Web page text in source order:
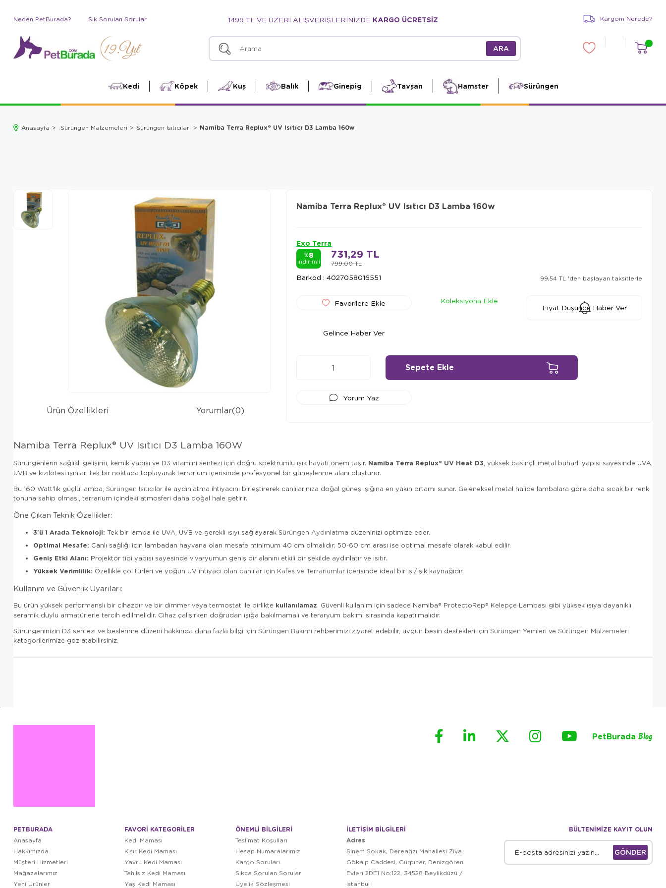
Neden PetBurada? Sık Sorulan Sorular 1499 TL VE ÜZERİ ALIŞVERİŞLERİNİZDE KARGO ÜCRETSİZ Kargom Nerede?
Kedi Köpek Kuş Balık Ginepig Tavşan Hamster Sürüngen
Anasayfa Sürüngen Malzemeleri Sürüngen Isıtıcıları Namiba Terra Replux® UV Isıtıcı D3 Lamba 160w
Namiba Terra Replux® UV Isıtıcı D3 Lamba 160w
Exo Terra
%8
indirimli 799,00 TL
731,29 TL
Barkod : 4027058016551 99,54 TL 'den başlayan taksitlerle
Favorilere Ekle
Koleksiyona Ekle
Fiyat Düşünce Haber Ver
Gelince Haber Ver
Yorum Yaz
Ürün Özellikleri Yorumlar(0)
Namiba Terra Replux® UV Isıtıcı D3 Lamba 160W
Sürüngenlerin sağlıklı gelişimi, kemik yapısı ve D3 vitamini sentezi için doğru spektrumlu ışık hayati önem taşır. Namiba Terra Replux® UV Heat D3, yüksek basınçlı metal buharlı yapısı sayesinde UVA,
UVB ve kızılötesi ışınları tek bir noktada toplayarak terrarium içerisinde profesyonel bir güneşlenme alanı oluşturur.
Bu 160 Watt'lık güçlü lamba, Sürüngen Isıtıcılar ile aydınlatma ihtiyacını birleştirerek canlılarınıza doğal güneş ışığına en yakın ortamı sunar. Geleneksel metal halide lambalara göre daha sıcak bir renk
tonuna sahip olması, terrarium içindeki atmosferi daha doğal hale getirir.
Öne Çıkan Teknik Özellikler:
3'ü 1 Arada Teknoloji: Tek bir lamba ile UVA, UVB ve gerekli ısıyı sağlayarak Sürüngen Aydınlatma düzeninizi optimize eder.
Optimal Mesafe: Canlı sağlığı için lambadan hayvana olan mesafe minimum 40 cm olmalıdır; 50-60 cm arası ise optimal mesafe olarak kabul edilir.
Geniş Etki Alanı: Projektör tipi yapısı sayesinde vivaryumun geniş bir alanını etkili bir şekilde aydınlatır ve ısıtır.
Yüksek Verimlilik: Özellikle çöl türleri ve yoğun UV ihtiyacı olan canlılar için Kafes ve Terrariumlar içerisinde ideal bir ısı/ışık kaynağıdır.
Kullanım ve Güvenlik Uyarıları:
Bu ürün yüksek performanslı bir cihazdır ve bir dimmer veya termostat ile birlikte kullanılamaz. Güvenli kullanım için sadece Namiba® ProtectoRep® Kelepçe Lambası gibi yüksek ısıya dayanıklı
seramik duylu armatürlerle tercih edilmelidir. Cihaz çalışırken doğrudan ışığa bakılmamalı ve teraryum bakımı sırasında kapatılmalıdır.
Sürüngeninizin D3 sentezi ve beslenme düzeni hakkında daha fazla bilgi için Sürüngen Bakımı rehberimizi ziyaret edebilir, uygun besin destekleri için Sürüngen Yemleri ve Sürüngen Malzemeleri
kategorilerimize göz atabilirsiniz.
PetBurada Blog
PETBURADA
Anasayfa
Hakkımızda
Müşteri Hizmetleri
Mağazalarımız
Yeni Ürünler
FAVORİ KATEGORİLER
Kedi Maması
Kısır Kedi Maması
Yavru Kedi Maması
Tahılsız Kedi Maması
Yaş Kedi Maması
ÖNEMLİ BİLGİLERİ
Teslimat Koşulları
Hesap Numaralarımız
Kargo Soruları
Sıkça Sorulan Sorular
Üyelik Sözleşmesi
İLETİŞİM BİLGİLERİ
Adres
Sinem Sokak, Dereağzı Mahallesi Ziya
Gökalp Caddesi, Gürpınar, Denizgören
Evleri 2DE1 No:122, 34528 Beylikdüzü /
İstanbul
BÜLTENİMİZE KAYIT OLUN
GÖNDER